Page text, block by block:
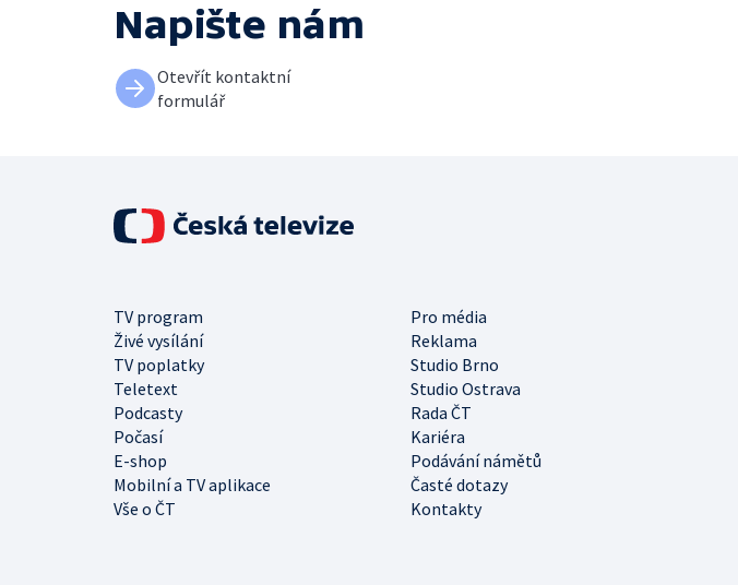
Napište nám
Otevřít kontaktní
formulář
TV program
Pro média
Živé vysílání
Reklama
TV poplatky
Studio Brno
Teletext
Studio Ostrava
Podcasty
Rada ČT
Počasí
Kariéra
E-shop
Podávání námětů
Mobilní a TV aplikace
Časté dotazy
Vše o ČT
Kontakty